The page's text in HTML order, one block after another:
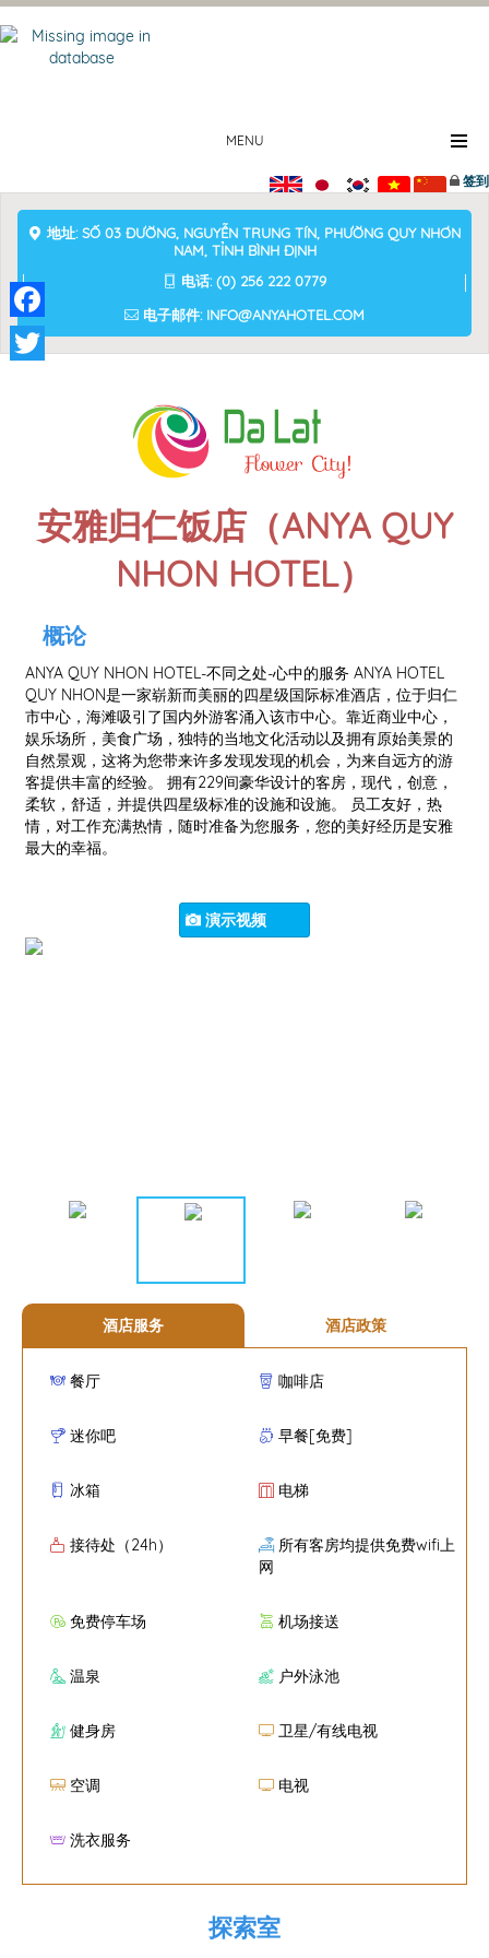
MENU
签到
地址: SỐ 03 ĐƯỜNG, NGUYỄN TRUNG TÍN, PHƯỜNG QUY NHƠN
NAM, TỈNH BÌNH ĐỊNH
电话: (0) 256 222 0779
电子邮件: INFO@ANYAHOTEL.COM
安雅归仁饭店（ANYA QUY
NHON HOTEL）
概论
ANYA QUY NHON HOTEL-不同之处-心中的服务 ANYA HOTEL
QUY NHON是一家崭新而美丽的四星级国际标准酒店，位于归仁
市中心，海滩吸引了国内外游客涌入该市中心。靠近商业中心，
娱乐场所，美食广场，独特的当地文化活动以及拥有原始美景的
自然景观，这将为您带来许多发现发现的机会，为来自远方的游
客提供丰富的经验。 拥有229间豪华设计的客房，现代，创意，
柔软，舒适，并提供四星级标准的设施和设施。 员工友好，热
情，对工作充满热情，随时准备为您服务，您的美好经历是安雅
最大的幸福。
演示视频
酒店服务 酒店政策
餐厅 咖啡店
迷你吧 早餐[免费]
冰箱 电梯
接待处（24h）
所有客房均提供免费wifi上
网
免费停车场 机场接送
温泉 户外泳池
健身房 卫星/有线电视
空调 电视
洗衣服务
探索室
Facebook